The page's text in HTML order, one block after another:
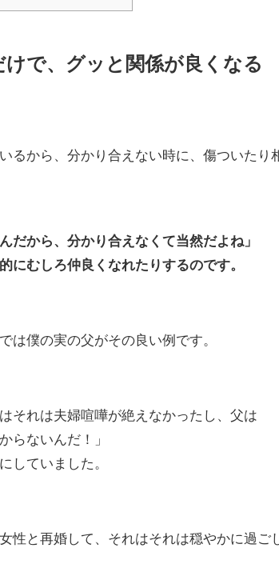
で、グッと関係が良くなる
るから、分かり合えない時に、傷ついたり
だから、分かり合えなくて当然だよね」
にむしろ仲良くなれたりするのです。
は僕の実の父がその良い例です。
それは夫婦喧嘩が絶えなかったし、父は
らないんだ！」
していました。
性と再婚して、それはそれは穏やかに過ご